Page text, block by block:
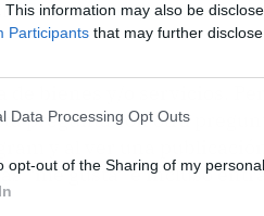
This information may also be
Participants that may further
Data Processing Opt Outs
opt-out of the Sharing of my personal
como tal, como a
bienes y/o servicios.
pregunta con otra
y al ver una
“me gusta” e incluso